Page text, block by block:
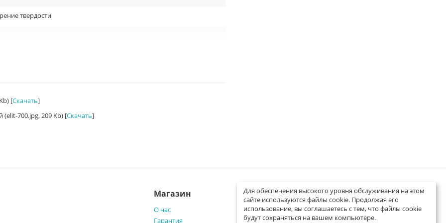
в течение, сек., не менее
0,2
значению твердости из пяти единичных
твердости
[Скачать]
(elit-700.jpg, 209 Kb) [Скачать]
Магазин
О нас
Гарантия
Контакты
г. Москва, ул. 1-я Владимирская, 26к2
8-800-100-02-74 (звонок бесплатный)
Для обеспечения высокого уровня обслуживания на этом
сайте используются файлы cookie. Продолжая его
использование, вы соглашаетесь с тем, что файлы cookie
будут сохраняться на вашем компьютере.